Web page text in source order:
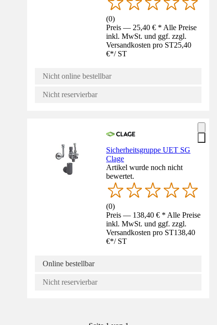
(0)
Preis — 25,40 € * Alle Preise
inkl. MwSt. und ggf. zzgl.
Versandkosten pro ST25,40
€*/ ST
Nicht online bestellbar
Nicht reservierbar
Sicherheitsgruppe UET SG
Clage
Artikel wurde noch nicht
bewertet.
(0)
Preis — 138,40 € * Alle Preise
inkl. MwSt. und ggf. zzgl.
Versandkosten pro ST138,40
€*/ ST
Online bestellbar
Nicht reservierbar